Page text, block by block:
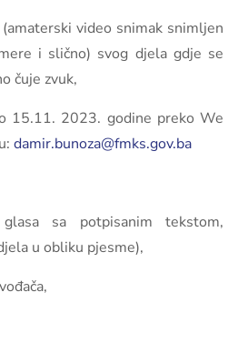
video snimak snimljen
i slično) svog djela gdje se
čuje zvuk,
15.11. 2023. godine preko We
damir.bunoza@fmks.gov.ba
sa potpisanim tekstom,
u obliku pjesme),